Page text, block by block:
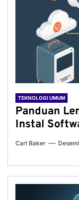
TEKNOLOGI UMUM
Panduan
Instal
Carl Baker